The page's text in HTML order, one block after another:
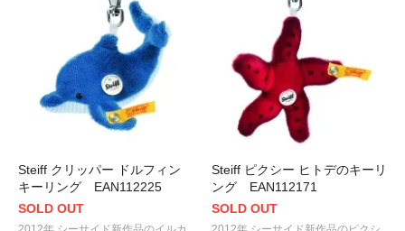
Steiff クリッパー ドルフィン
キーリング EAN112225
SOLD OUT
Steiff ピクシー ヒトデのキーリ
ング EAN112171
SOLD OUT